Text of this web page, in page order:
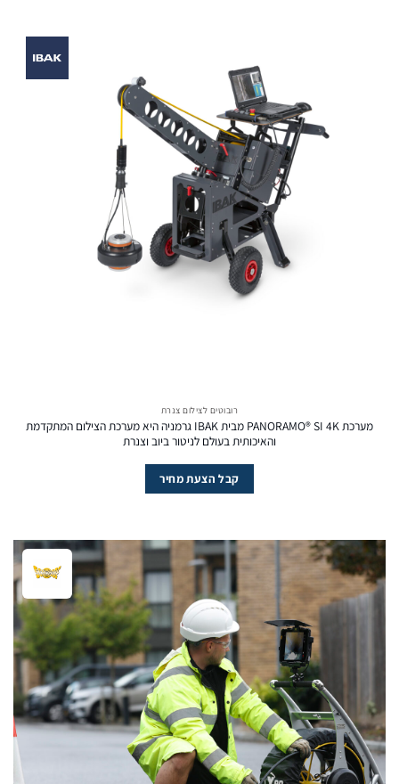
רובוטים לצילום צנרת
מערכת PANORAMO® SI 4K מבית IBAK גרמניה היא מערכת הצילום המתקדמת
והאיכותית בעולם לניטור ביוב וצנרת
קבל הצעת מחיר